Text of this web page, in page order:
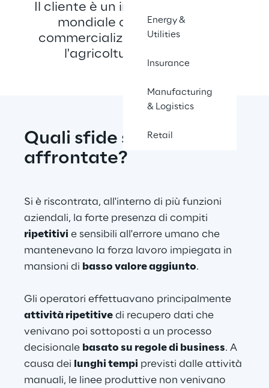
Energy &
Utilities
Insurance
Manufacturing
& Logistics
Retail
Il cliente è un importante player
mondiale che produce e
commercializza macchine per
l'agricoltura e l'edilizia.
Quali sfide sono state
affrontate?
Si è riscontrata, all'interno di più funzioni
aziendali, la forte presenza di compiti
ripetitivi e sensibili all'errore umano che
mantenevano la forza lavoro impiegata in
mansioni di basso valore aggiunto.
Gli operatori effettuavano principalmente
attività ripetitive di recupero dati che
venivano poi sottoposti a un processo
decisionale basato su regole di business. A
causa dei
lunghi tempi previsti dalle attività
manuali, le linee produttive non venivano